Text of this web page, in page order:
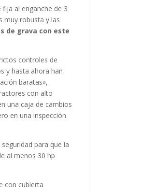
al enganche de 3
muy robusta y las
de grava con este
controles de
y hasta ahora han
baratas»,
con alto
una caja de cambios
en una inspección
para que la
al menos 30 hp
con cubierta